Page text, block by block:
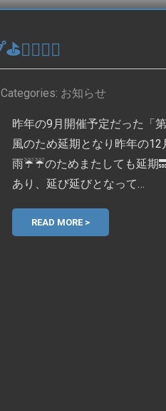
お知らせ
昨年の9月開催予定だった「
風のため延期となり昨年の
雨☔☔のためまたしても延期
あり、延び延びとなって…
READ MORE >